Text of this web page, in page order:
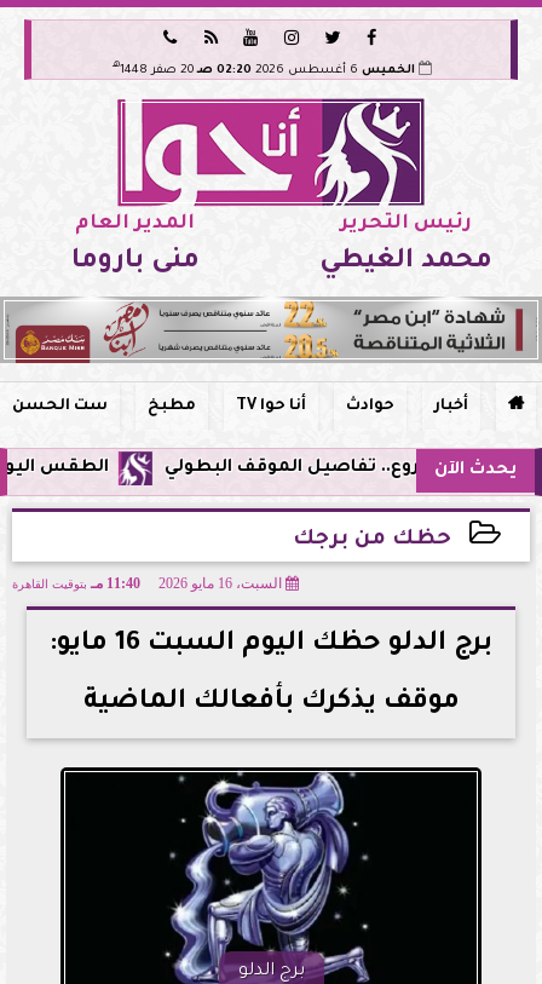






الخميس 02:20 صـ 20 صفر 1448 هـ
رئيس التحرير
محمد الغيطي
المدير العام
منى باروما
 أخبار حوادث أنا حوا TV مطبخ ست الحسن
يحدث الآن الطقس اليوم في مصر..
حظك من برجك
السبت، 16 مايو 2026 11:40 مـ بتوقيت القاهرة
برج الدلو حظك اليوم السبت 16 مايو:
موقف يذكرك بأفعالك الماضية
برج الدلو